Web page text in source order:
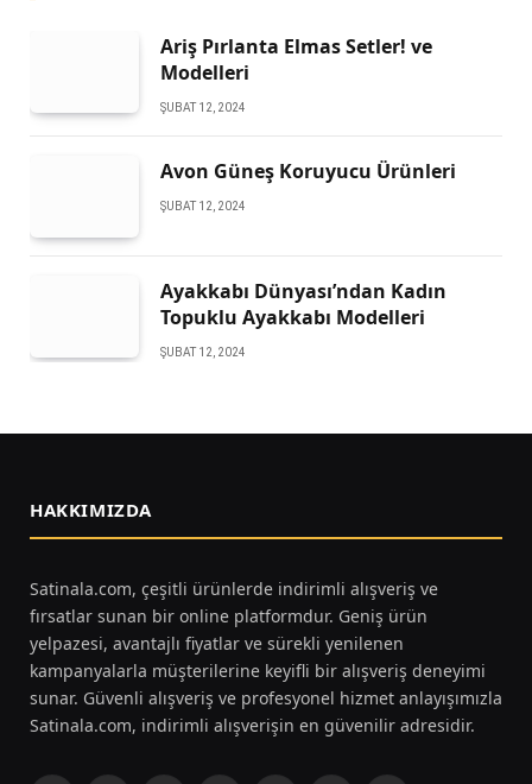
Ariş Pırlanta Elmas Setler! ve
Modelleri
ŞUBAT 12, 2024
Avon Güneş Koruyucu Ürünleri
ŞUBAT 12, 2024
Ayakkabı Dünyası’ndan Kadın
Topuklu Ayakkabı Modelleri
ŞUBAT 12, 2024
HAKKIMIZDA
Satinala.com, çeşitli ürünlerde indirimli alışveriş ve
fırsatlar sunan bir online platformdur. Geniş ürün
yelpazesi, avantajlı fiyatlar ve sürekli yenilenen
kampanyalarla müşterilerine keyifli bir alışveriş deneyimi
sunar. Güvenli alışveriş ve profesyonel hizmet anlayışımızla
Satinala.com, indirimli alışverişin en güvenilir adresidir.